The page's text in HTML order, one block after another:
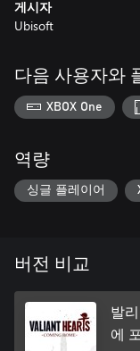
게임플레이 방식을 체
- 제1차 세계 대전 생
- 깊은 바닷속부터 시
이르기까지 뫼즈-아르
아니라, 오랜 염원 끝
세요.
들에 대한 특별 조명
건들에 관한 자세한
만나 보세요. 단순한
할 수 있습니다.
게시자
Ubisoft
다음 사용자와
XBOX One
역량
싱글 플레이어
버전 비교
발
에